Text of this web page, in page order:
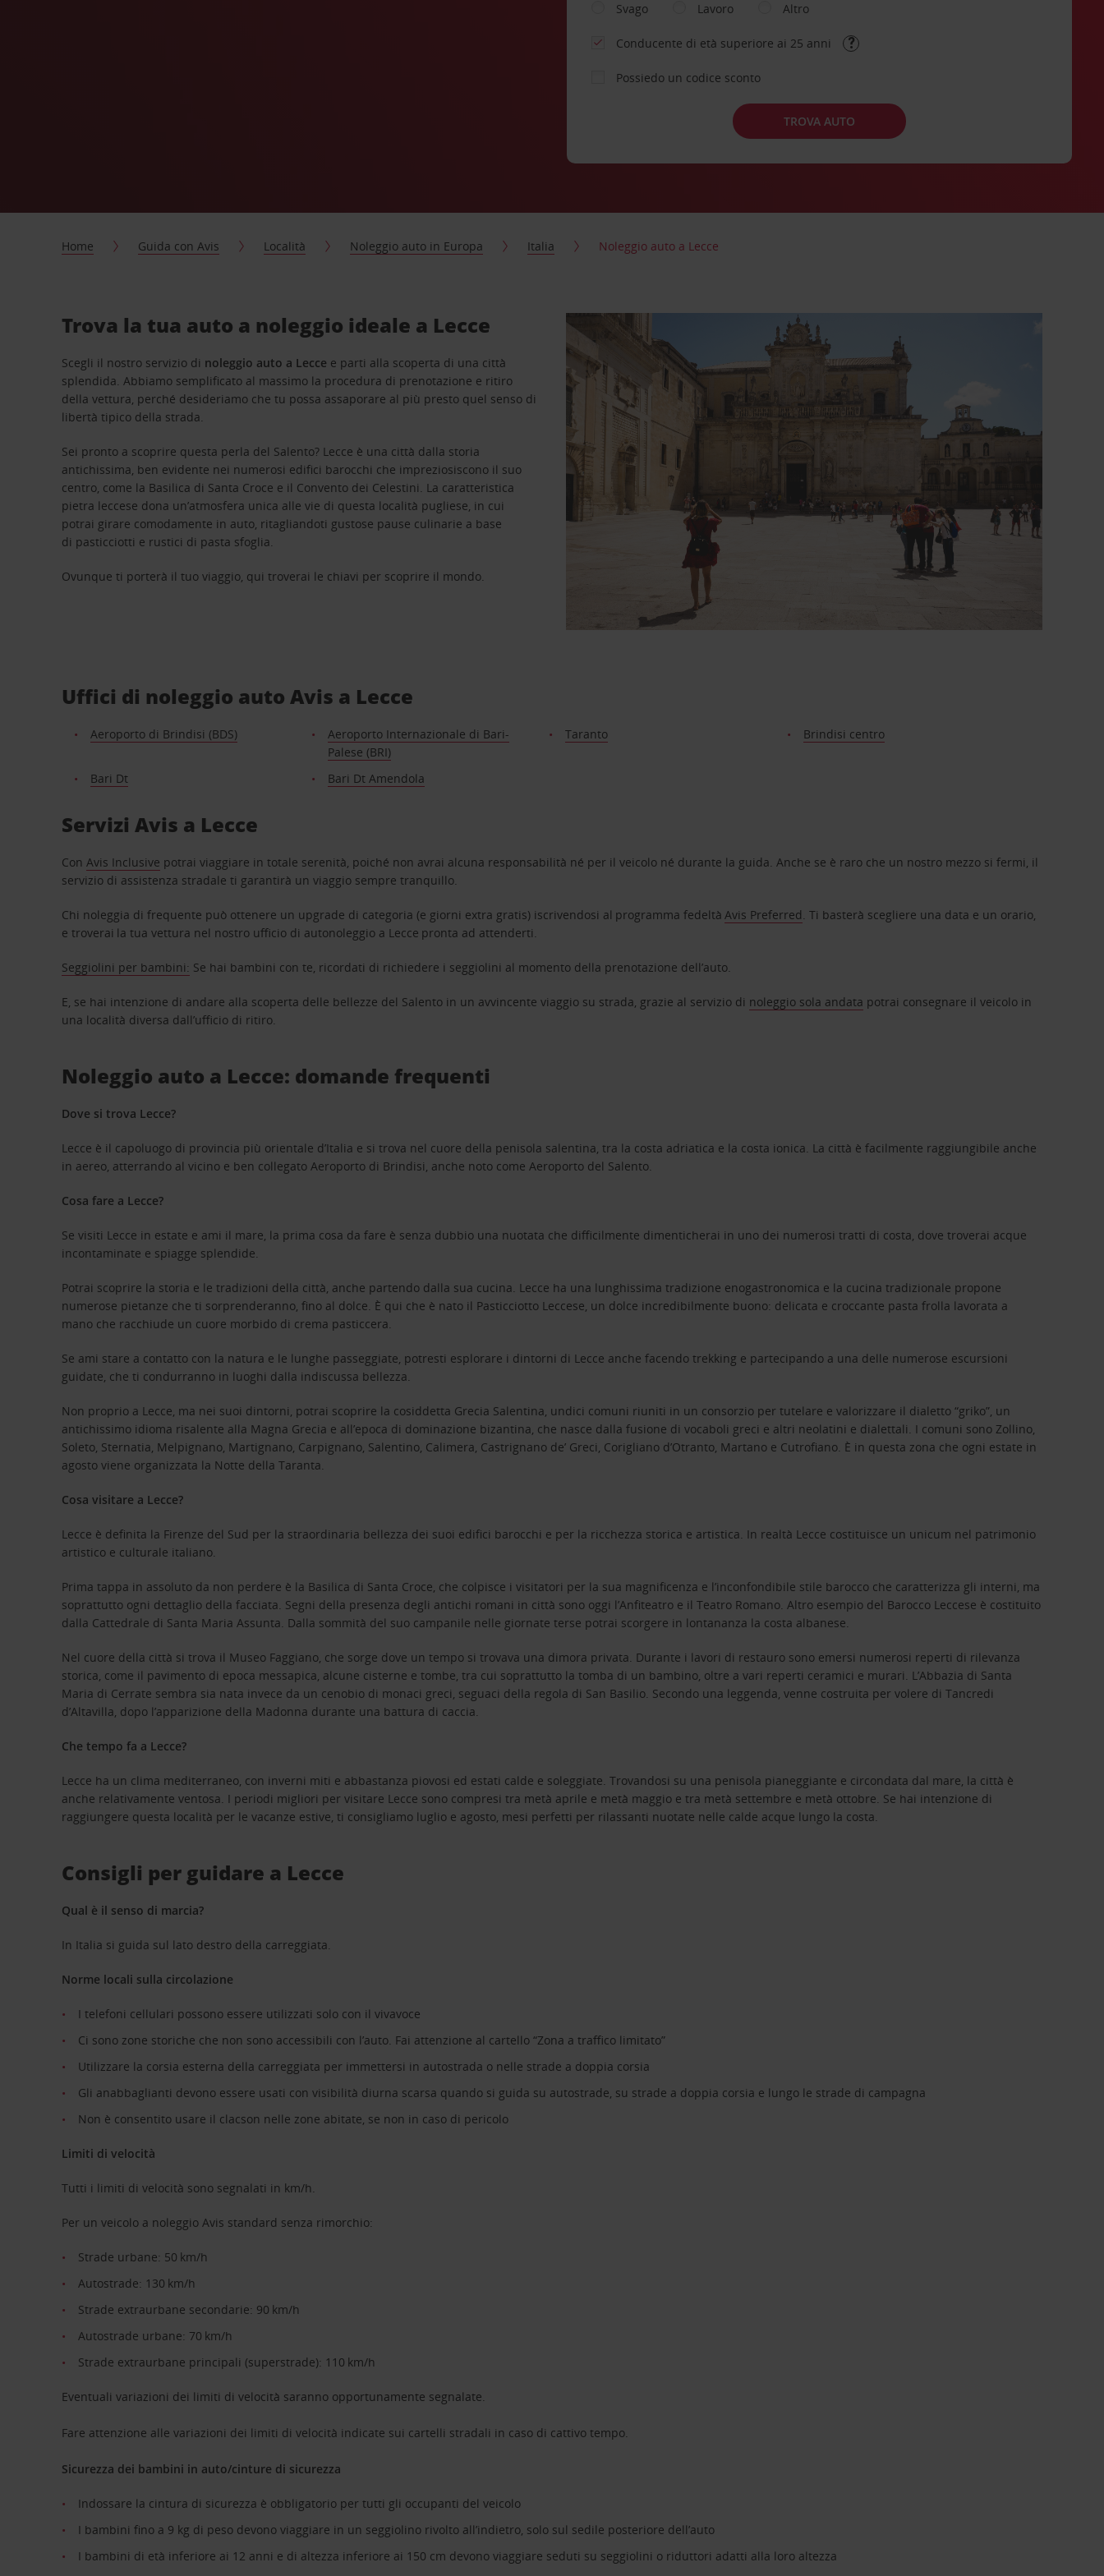
Svago
Lavoro Altro
Conducente di età superiore ai 25 anni
Possiedo un codice sconto
TROVA AUTO
Home Guida con Avis Località Noleggio auto in Europa Italia Noleggio auto a Lecce
Trova la tua auto a noleggio ideale a Lecce
Scegli il nostro servizio di noleggio auto a Lecce e parti alla scoperta di una città
splendida. Abbiamo semplificato al massimo la procedura di prenotazione e ritiro
della vettura, perché desideriamo che tu possa assaporare al più presto quel senso di
libertà tipico della strada.
Sei pronto a scoprire questa perla del Salento? Lecce è una città dalla storia
antichissima, ben evidente nei numerosi edifici barocchi che impreziosiscono il suo
centro, come la Basilica di Santa Croce e il Convento dei Celestini. La caratteristica
pietra leccese dona un’atmosfera unica alle vie di questa località pugliese, in cui
potrai girare comodamente in auto, ritagliandoti gustose pause culinarie a base
di pasticciotti e rustici di pasta sfoglia.
Ovunque ti porterà il tuo viaggio, qui troverai le chiavi per scoprire il mondo.
Uffici di noleggio auto Avis a Lecce
Aeroporto di Brindisi (BDS)
Aeroporto Internazionale di Bari-
Palese (BRI)
Taranto Brindisi centro
Bari Dt Bari Dt Amendola
Servizi Avis a Lecce
ConAvis Inclusive potrai viaggiare in totale serenità, poiché non avrai alcuna responsabilità né per il veicolo né durante la guida. Anche se è raro che un nostro mezzo si fermi, il
servizio di assistenza stradale ti garantirà un viaggio sempre tranquillo.
Chi noleggia di frequente può ottenere un upgrade di categoria (e giorni extra gratis) iscrivendosi al programma fedeltàAvis Preferred. Ti basterà scegliere una data e un orario,
e troverai la tua vettura nel nostro ufficio di autonoleggio a Lecce pronta ad attenderti.
Seggiolini per bambini: Se hai bambini con te, ricordati di richiedere i seggiolini al momento della prenotazione dell’auto.
E, se hai intenzione di andare alla scoperta delle bellezze del Salento in un avvincente viaggio su strada, grazie al servizio di noleggio sola andata potrai consegnare il veicolo in
una località diversa dall’ufficio di ritiro.
Noleggio auto a Lecce: domande frequenti
Dove si trova Lecce?
Lecce è il capoluogo di provincia più orientale d’Italia e si trova nel cuore della penisola salentina, tra la costa adriatica e la costa ionica. La città è facilmente raggiungibile anche
in aereo, atterrando al vicino e ben collegato Aeroporto di Brindisi, anche noto come Aeroporto del Salento.
Cosa fare a Lecce?
Se visiti Lecce in estate e ami il mare, la prima cosa da fare è senza dubbio una nuotata che difficilmente dimenticherai in uno dei numerosi tratti di costa, dove troverai acque
incontaminate e spiagge splendide.
Potrai scoprire la storia e le tradizioni della città, anche partendo dalla sua cucina. Lecce ha una lunghissima tradizione enogastronomica e la cucina tradizionale propone
numerose pietanze che ti sorprenderanno, fino al dolce. È qui che è nato il Pasticciotto Leccese, un dolce incredibilmente buono: delicata e croccante pasta frolla lavorata a
mano che racchiude un cuore morbido di crema pasticcera.
Se ami stare a contatto con la natura e le lunghe passeggiate, potresti esplorare i dintorni di Lecce anche facendo trekking e partecipando a una delle numerose escursioni
guidate, che ti condurranno in luoghi dalla indiscussa bellezza.
Non proprio a Lecce, ma nei suoi dintorni, potrai scoprire la cosiddetta Grecia Salentina, undici comuni riuniti in un consorzio per tutelare e valorizzare il dialetto “griko”, un
antichissimo idioma risalente alla Magna Grecia e all’epoca di dominazione bizantina, che nasce dalla fusione di vocaboli greci e altri neolatini e dialettali. I comuni sono Zollino,
Soleto, Sternatia, Melpignano, Martignano, Carpignano, Salentino, Calimera, Castrignano de’ Greci, Corigliano d’Otranto, Martano e Cutrofiano. È in questa zona che ogni estate in
agosto viene organizzata la Notte della Taranta.
Cosa visitare a Lecce?
Lecce è definita la Firenze del Sud per la straordinaria bellezza dei suoi edifici barocchi e per la ricchezza storica e artistica. In realtà Lecce costituisce un unicum nel patrimonio
artistico e culturale italiano.
Prima tappa in assoluto da non perdere è la Basilica di Santa Croce, che colpisce i visitatori per la sua magnificenza e l’inconfondibile stile barocco che caratterizza gli interni, ma
soprattutto ogni dettaglio della facciata. Segni della presenza degli antichi romani in città sono oggi l’Anfiteatro e il Teatro Romano. Altro esempio del Barocco Leccese è costituito
dalla Cattedrale di Santa Maria Assunta. Dalla sommità del suo campanile nelle giornate terse potrai scorgere in lontananza la costa albanese.
Nel cuore della città si trova il Museo Faggiano, che sorge dove un tempo si trovava una dimora privata. Durante i lavori di restauro sono emersi numerosi reperti di rilevanza
storica, come il pavimento di epoca messapica, alcune cisterne e tombe, tra cui soprattutto la tomba di un bambino, oltre a vari reperti ceramici e murari. L’Abbazia di Santa
Maria di Cerrate sembra sia nata invece da un cenobio di monaci greci, seguaci della regola di San Basilio. Secondo una leggenda, venne costruita per volere di Tancredi
d’Altavilla, dopo l’apparizione della Madonna durante una battura di caccia.
Che tempo fa a Lecce?
Lecce ha un clima mediterraneo, con inverni miti e abbastanza piovosi ed estati calde e soleggiate. Trovandosi su una penisola pianeggiante e circondata dal mare, la città è
anche relativamente ventosa. I periodi migliori per visitare Lecce sono compresi tra metà aprile e metà maggio e tra metà settembre e metà ottobre. Se hai intenzione di
raggiungere questa località per le vacanze estive, ti consigliamo luglio e agosto, mesi perfetti per rilassanti nuotate nelle calde acque lungo la costa.
Consigli per guidare a Lecce
Qual è il senso di marcia?
In Italia si guida sul lato destro della carreggiata.
Norme locali sulla circolazione
I telefoni cellulari possono essere utilizzati solo con il vivavoce
Ci sono zone storiche che non sono accessibili con l’auto. Fai attenzione al cartello “Zona a traffico limitato”
Utilizzare la corsia esterna della carreggiata per immettersi in autostrada o nelle strade a doppia corsia
Gli anabbaglianti devono essere usati con visibilità diurna scarsa quando si guida su autostrade, su strade a doppia corsia e lungo le strade di campagna
Non è consentito usare il clacson nelle zone abitate, se non in caso di pericolo
Limiti di velocità
Tutti i limiti di velocità sono segnalati in km/h.
Per un veicolo a noleggio Avis standard senza rimorchio:
Strade urbane: 50 km/h
Autostrade: 130 km/h
Strade extraurbane secondarie: 90 km/h
Autostrade urbane: 70 km/h
Strade extraurbane principali (superstrade): 110 km/h
Eventuali variazioni dei limiti di velocità saranno opportunamente segnalate.
Fare attenzione alle variazioni dei limiti di velocità indicate sui cartelli stradali in caso di cattivo tempo.
Sicurezza dei bambini in auto/cinture di sicurezza
Indossare la cintura di sicurezza è obbligatorio per tutti gli occupanti del veicolo
I bambini fino a 9 kg di peso devono viaggiare in un seggiolino rivolto all’indietro, solo sul sedile posteriore dell’auto
I bambini di età inferiore ai 12 anni e di altezza inferiore ai 150 cm devono viaggiare seduti su seggiolini o riduttori adatti alla loro altezza